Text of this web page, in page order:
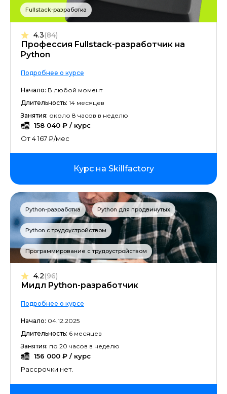
Fullstack-разработка
Профессия Fullstack-разработчик на
Python
4.3(84)
Подробнее о курсе
Начало: В любой момент
Длительность: 14 месяцев
Занятия: около 8 часов в неделю
158 040 ₽ / курс
От 4 167 ₽/мес
Курс на Skillfactory
Python-разработка Python для продвинутых
Python с трудоустройством
Программирование с трудоустройством
Мидл Python-разработчик
4.2(96)
Подробнее о курсе
Начало: 04.12.2025
Длительность: 6 месяцев
Занятия: по 20 часов в неделю
156 000 ₽ / курс
Рассрочки нет.